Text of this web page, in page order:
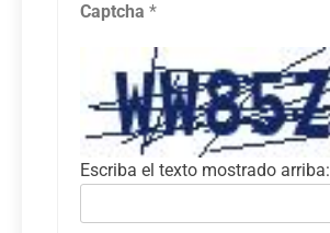
Captcha *
Escriba el texto mostrado arriba: